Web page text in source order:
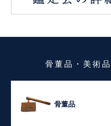
骨董品・美術品
骨董品